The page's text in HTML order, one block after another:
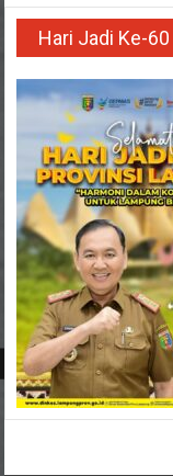
Hari Jadi Ke-